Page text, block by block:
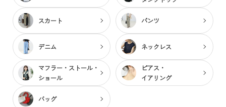
スカート パンツ
デニム ネックレス
マフラー・ストール・
ショール
ピアス・
イアリング
バッグ